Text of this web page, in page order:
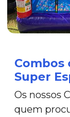
Combos
Super
Os nossos
quem